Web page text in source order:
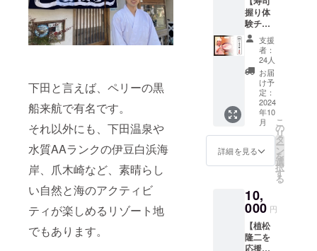
下田と言えば、ペリーの黒
船来航で有名です。
それ以外にも、下田温泉や
水質AAランクの伊豆白浜海
岸、爪木崎など、素晴らし
い自然と海のアクティビ
ティが楽しめるリゾート地
でもあります。
目と副
業寿司
職人の
食べ比
べがで
きま
す。(夜
の会で
は副業
寿司職
人の方
が握る
のみで
す） ※
は
10/13(
日)1３
時で締
め切り
きたい
です。
※会場：
寿司ら
ぼ302
住所：
静岡県
下田市
三丁目
12−12 ※
有効期
間：寿
しらぼ
３０２
12月ま
で
（日本
酒）
720ml
❷下田
美人
（日本
酒）
720ml
❸黒船
シュー
（日本
酒）
酎）
720ml
か一本
を豆州
握り体
験チ
ケッ
ト】 寿
司職人
が直接
レク
チャー
し握り
体験を
行いま
す。 ※
握った
お寿司
み食べ
られま
す。
〈ご提
供方
支援
者：
24人
お届
け予
定：
2024
年10
月
詳細を見る
こ
の
リ
タ
ー
ン
を
選
択
す
る
10,
000 円
【植松
隆二を